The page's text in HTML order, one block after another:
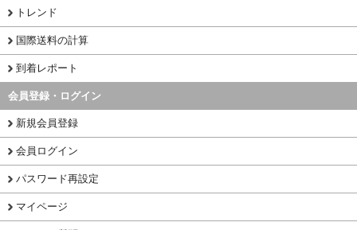
トレンド
国際送料の計算
到着レポート
会員登録・ログイン
新規会員登録
会員ログイン
パスワード再設定
マイページ